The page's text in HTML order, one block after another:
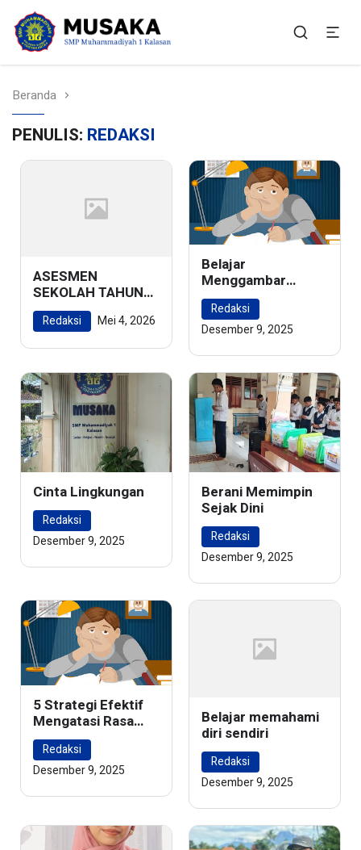
SMP Muhammadiyah 1
Kalasan
Situs Resmi SMP Muhammadiyah 1 Kalasan
Beranda
PENULIS: REDAKSI
ASESMEN
SEKOLAH TAHUN
AJARAN 2025/2026
Redaksi Mei 4, 2026
Belajar
Menggambar
Ragam Hias Flora
dan Fauna:
Menghidupkan
dalam Karya Seni
Redaksi
Desember 9, 2025
Cinta Lingkungan
Redaksi
Desember 9, 2025
Berani Memimpin
Sejak Dini
Redaksi
Desember 9, 2025
5 Strategi Efektif
Mengatasi Rasa
Malas Belajar
Menjelang Ujian
Akhir
Redaksi
Desember 9, 2025
Belajar memahami
diri sendiri
Redaksi
Desember 9, 2025